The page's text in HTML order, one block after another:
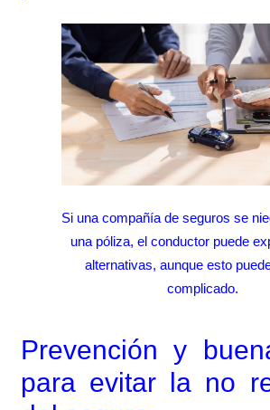
Si una compañía de seguros se
una póliza, el conductor puede
alternativas, aunque esto
complicado.
Prevención y
para evitar la no